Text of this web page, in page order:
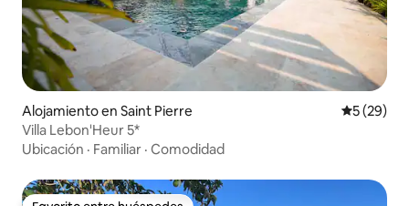
Alojamiento en Saint Pierre
5 (29)
Villa Lebon'Heur 5*
Ubicación · Familiar · Comodidad